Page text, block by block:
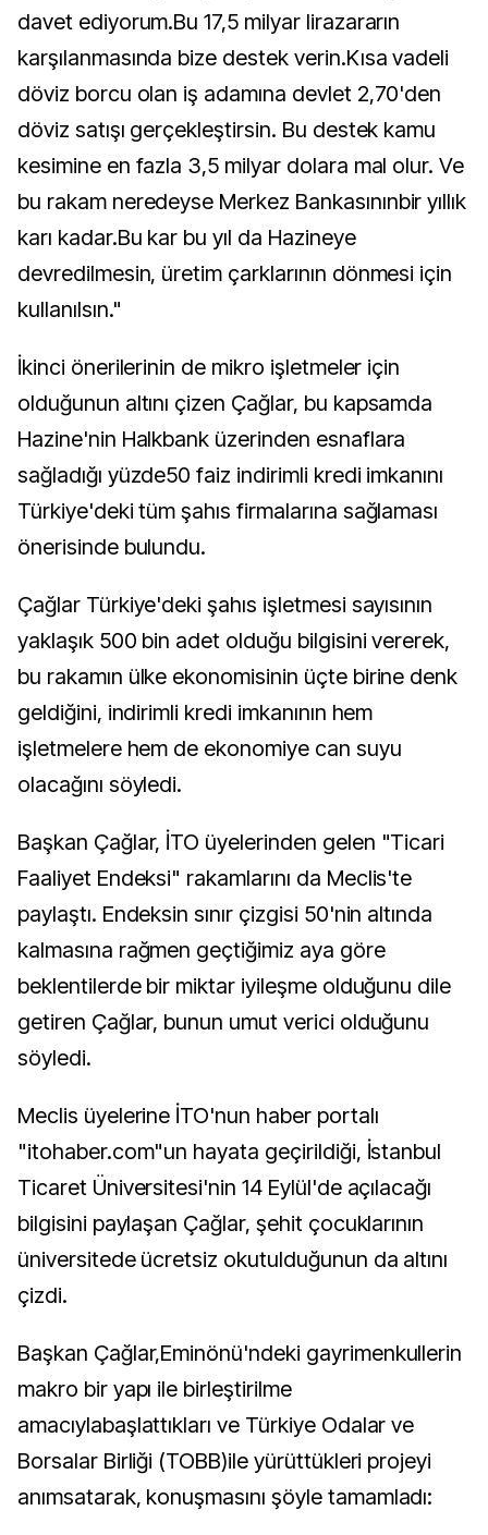
davet ediyorum.Bu 17,5 milyar lirazararın
karşılanmasında bize destek verin.Kısa vadeli
döviz borcu olan iş adamına devlet 2,70'den
döviz satışı gerçekleştirsin. Bu destek kamu
kesimine en fazla 3,5 milyar dolara mal olur. Ve
bu rakam neredeyse Merkez Bankasınınbir yıllık
karı kadar.Bu kar bu yıl da Hazineye
devredilmesin, üretim çarklarının dönmesi için
kullanılsın."
İkinci önerilerinin de mikro işletmeler için
olduğunun altını çizen Çağlar, bu kapsamda
Hazine'nin Halkbank üzerinden esnaflara
sağladığı yüzde50 faiz indirimli kredi imkanını
Türkiye'deki tüm şahıs firmalarına sağlaması
önerisinde bulundu.
Çağlar Türkiye'deki şahıs işletmesi sayısının
yaklaşık 500 bin adet olduğu bilgisini vererek,
bu rakamın ülke ekonomisinin üçte birine denk
geldiğini, indirimli kredi imkanının hem
işletmelere hem de ekonomiye can suyu
olacağını söyledi.
Başkan Çağlar, İTO üyelerinden gelen "Ticari
Faaliyet Endeksi" rakamlarını da Meclis'te
paylaştı. Endeksin sınır çizgisi 50'nin altında
kalmasına rağmen geçtiğimiz aya göre
beklentilerde bir miktar iyileşme olduğunu dile
getiren Çağlar, bunun umut verici olduğunu
söyledi.
Meclis üyelerine İTO'nun haber portalı
"itohaber.com"un hayata geçirildiği, İstanbul
Ticaret Üniversitesi'nin 14 Eylül'de açılacağı
bilgisini paylaşan Çağlar, şehit çocuklarının
üniversitede ücretsiz okutulduğunun da altını
çizdi.
Başkan Çağlar,Eminönü'ndeki gayrimenkullerin
makro bir yapı ile birleştirilme
amacıylabaşlattıkları ve Türkiye Odalar ve
Borsalar Birliği (TOBB)ile yürüttükleri projeyi
anımsatarak, konuşmasını şöyle tamamladı: